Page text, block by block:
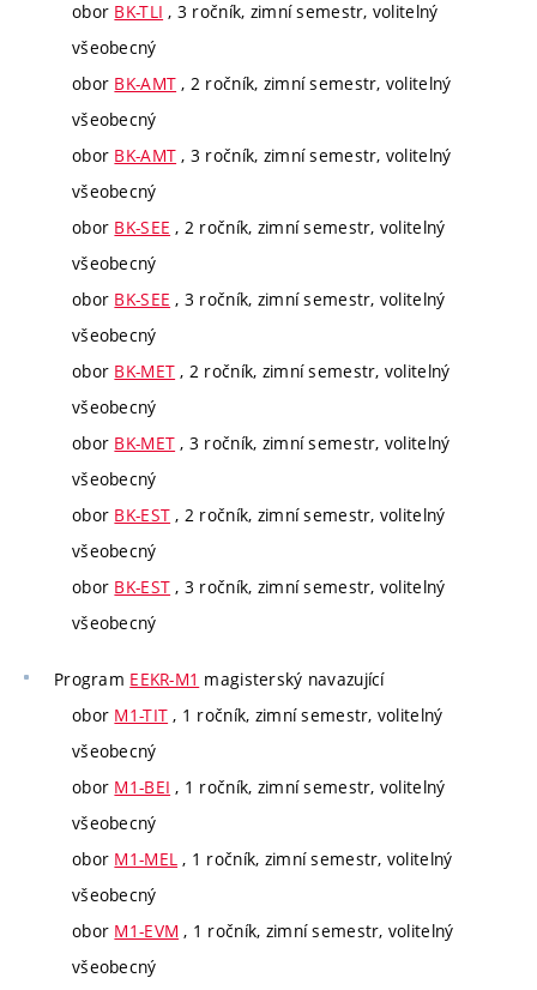
obor BK-TLI , 3 ročník, zimní semestr, volitelný
všeobecný
obor BK-AMT , 2 ročník, zimní semestr, volitelný
všeobecný
obor BK-AMT , 3 ročník, zimní semestr, volitelný
všeobecný
obor BK-SEE , 2 ročník, zimní semestr, volitelný
všeobecný
obor BK-SEE , 3 ročník, zimní semestr, volitelný
všeobecný
obor BK-MET , 2 ročník, zimní semestr, volitelný
všeobecný
obor BK-MET , 3 ročník, zimní semestr, volitelný
všeobecný
obor BK-EST , 2 ročník, zimní semestr, volitelný
všeobecný
obor BK-EST , 3 ročník, zimní semestr, volitelný
všeobecný
Program EEKR-M1 magisterský navazující
obor M1-TIT , 1 ročník, zimní semestr, volitelný
všeobecný
obor M1-BEI , 1 ročník, zimní semestr, volitelný
všeobecný
obor M1-MEL , 1 ročník, zimní semestr, volitelný
všeobecný
obor M1-EVM , 1 ročník, zimní semestr, volitelný
všeobecný